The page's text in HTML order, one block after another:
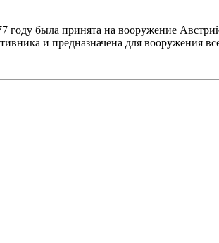
году была принята на вооружение
и предназначена для вооружения